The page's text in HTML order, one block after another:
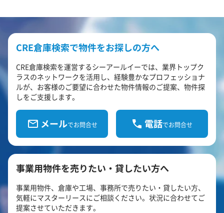
CRE倉庫検索で物件をお探しの方へ
CRE倉庫検索を運営するシーアールイーでは、業界トップク
ラスのネットワークを活用し、経験豊かなプロフェッショナ
ルが、お客様のご要望に合わせた物件情報のご提案、物件探
しをご支援します。
メールでお問合せ 電話でお問合せ
事業用物件を売りたい・貸したい方へ
事業用物件、倉庫や工場、事務所で売りたい・貸したい方、
気軽にマスターリースにご相談ください。状況に合わせてご
提案させていただきます。